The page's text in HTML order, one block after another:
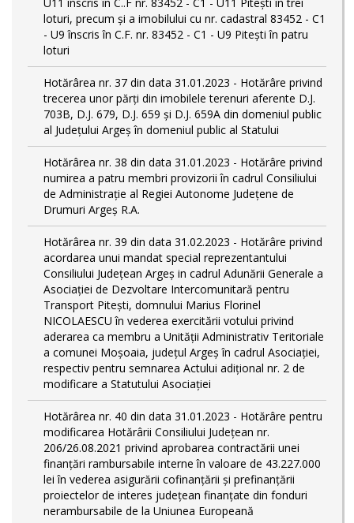
loturi, precum şi a imobilului cu nr. cadastral 83452 - C1
- U9 înscris în C.F. nr. 83452 - C1 - U9 Piteşti în patru
loturi
Hotărârea nr. 37 din data 31.01.2023 - Hotărâre privind
trecerea unor părţi din imobilele terenuri aferente D.J.
703B, D.J. 679, D.J. 659 şi D.J. 659A din domeniul public
al Judeţului Argeş în domeniul public al Statului
Hotărârea nr. 38 din data 31.01.2023 - Hotărâre privind
numirea a patru membri provizorii în cadrul Consiliului
de Administraţie al Regiei Autonome Judeţene de
Drumuri Argeş R.A.
Hotărârea nr. 39 din data 31.02.2023 - Hotărâre privind
acordarea unui mandat special reprezentantului
Consiliului Judeţean Argeş in cadrul Adunării Generale a
Asociaţiei de Dezvoltare Intercomunitară pentru
Transport Piteşti, domnului Marius Florinel
NICOLAESCU în vederea exercitării votului privind
aderarea ca membru a Unităţii Administrativ Teritoriale
a comunei Moşoaia, judeţul Argeş în cadrul Asociaţiei,
respectiv pentru semnarea Actului adiţional nr. 2 de
modificare a Statutului Asociaţiei
Hotărârea nr. 40 din data 31.01.2023 - Hotărâre pentru
modificarea Hotărârii Consiliului Judeţean nr.
206/26.08.2021 privind aprobarea contractării unei
finanţări rambursabile interne în valoare de 43.227.000
lei în vederea asigurării cofinanţării şi prefinanţării
proiectelor de interes judeţean finanţate din fonduri
nerambursabile de la Uniunea Europeană